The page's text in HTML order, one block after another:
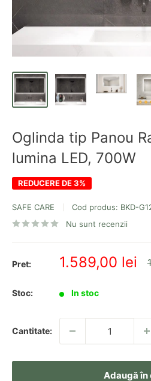
Oglinda tip Panou
lumina LED, 700W
REDUCERE DE 3%
SAFE CARE Cod produs: BKD-
Nu sunt recenzii
Pret:
Pret
redus
1.589,00 lei
Stoc: In stoc
Cantitate:
Adaugă în